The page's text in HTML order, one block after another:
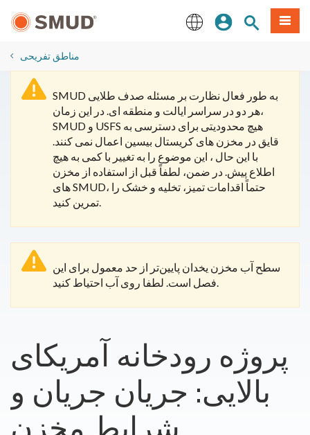
اصلی
ورودسایتمنو
​مناطق تفریحی
SMUD به طور فعال نظارت بر مسئله صدف طلایی
هر دو در سراسر ایالت و منطقه ای. در این زمان،
SMUD و USFS هیچ محدودیتی برای دسترسی به
قایق در مخزن های کریستال بیسین اعمال نمی کنند.
با این حال ، این موضوع را به تغییر با کمی به هیچ
اطلاع پیش. در ضمن، لطفاً قبل از استفاده از مخزن
های SMUD، حتماً اقدامات تمیز، تخلیه و خشک را
تمرین کنید.
سطح آب مخزن یخدان پایین‌تر از حد معمول برای این
فصل است. لطفا روی آب احتیاط کنید.
​پروژه رودخانه آمریکای
بالایی: جریان جریان و